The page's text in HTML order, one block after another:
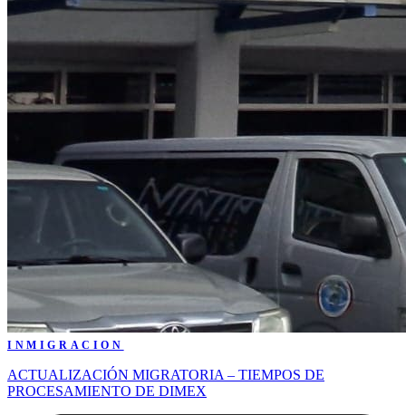
INMIGRACION
ACTUALIZACIÓN MIGRATORIA – TIEMPOS DE
PROCESAMIENTO DE DIMEX